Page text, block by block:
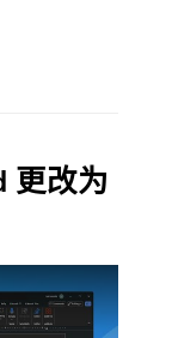
更改为